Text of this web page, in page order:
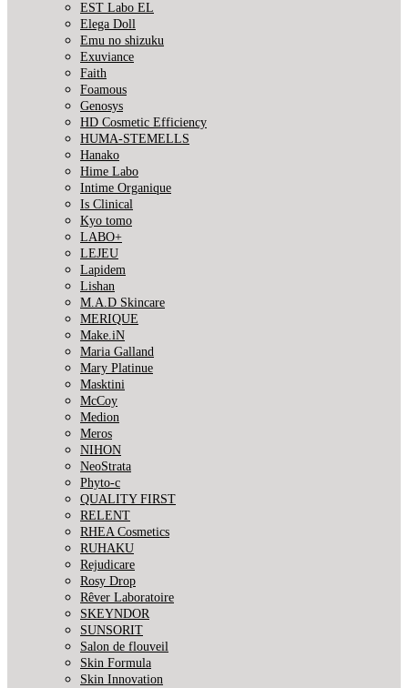
EST Labo EL
Elega Doll
Emu no shizuku
Exuviance
Faith
Foamous
Genosys
HD Cosmetic Efficiency
HUMA-STEMELLS
Hanako
Hime Labo
Intime Organique
Is Clinical
Kyo tomo
LABO+
LEJEU
Lapidem
Lishan
M.A.D Skincare
MERIQUE
Make.iN
Maria Galland
Mary Platinue
Masktini
McCoy
Medion
Meros
NIHON
NeoStrata
Phyto-c
QUALITY FIRST
RELENT
RHEA Cosmetics
RUHAKU
Rejudicare
Rosy Drop
Rêver Laboratoire
SKEYNDOR
SUNSORIT
Salon de flouveil
Skin Formula
Skin Innovation